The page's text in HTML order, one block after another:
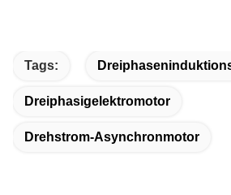
Tags:
Dreiphasigelektromotor
Drehstrom-Asynchronmotor